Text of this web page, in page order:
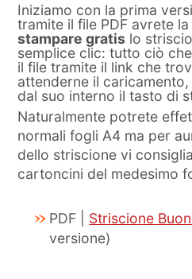
Iniziamo con la prima
tramite il file PDF avrete
stampare gratis lo
semplice clic: tutto ciò
il file tramite il link che
attenderne il
dal suo interno il tasto di
Naturalmente potrete
normali fogli A4 ma per
dello striscione vi
cartoncini del medesimo
PDF | Striscione
versione)